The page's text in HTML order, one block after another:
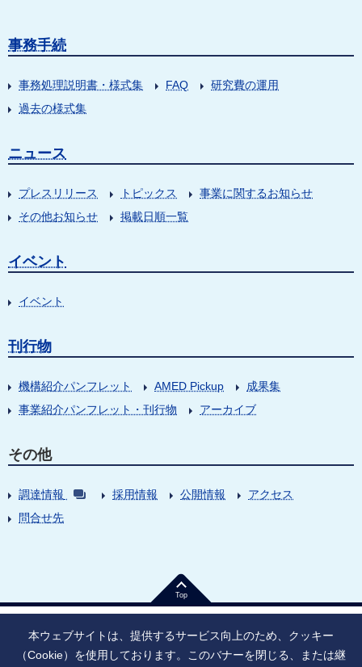
事務手続
事務処理説明書・様式集 FAQ
研究費の運用
過去の様式集
ニュース
プレスリリース トピックス
事業に関するお知らせ
その他お知らせ
掲載日順一覧
イベント
イベント
刊行物
機構紹介パンフレット AMED Pickup
成果集
事業紹介パンフレット・刊行物
アーカイブ
その他
調達情報 採用情報 公開情報
アクセス
問合せ先
Top
本ウェブサイトは、提供するサービス向上のため、クッキー
（Cookie）を使用しております。このバナーを閉じる、または継